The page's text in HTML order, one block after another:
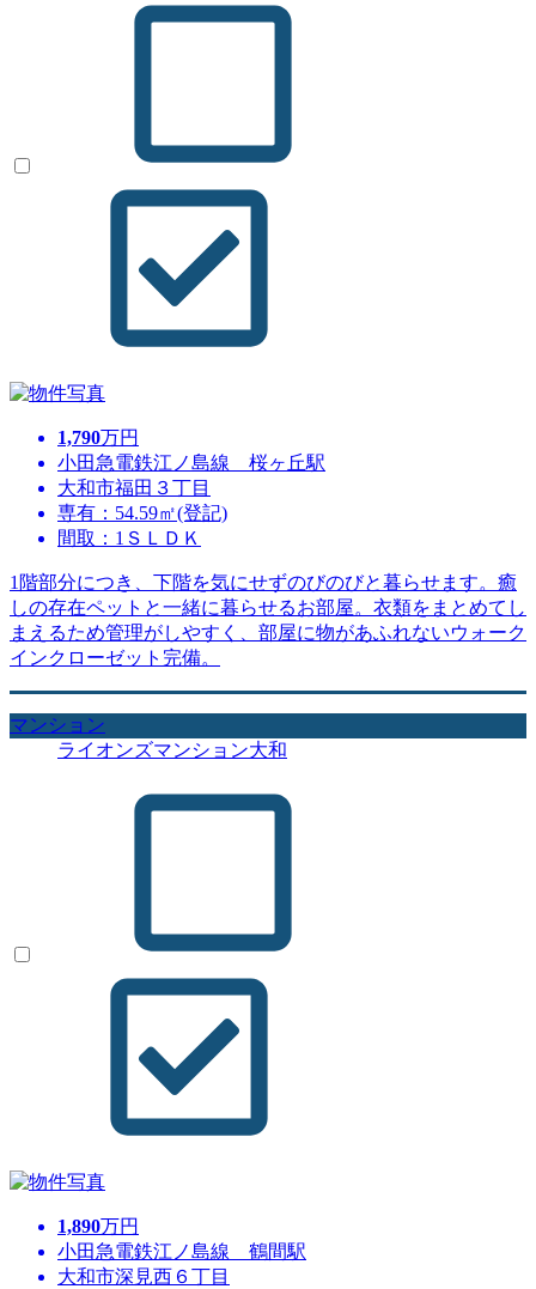
1,790万円
小田急電鉄江ノ島線 桜ヶ丘駅
大和市福田３丁目
専有：54.59㎡(登記)
間取：1ＳＬＤＫ
1階部分につき、下階を気にせずのびのびと暮らせます。癒
しの存在ペットと一緒に暮らせるお部屋。衣類をまとめてし
まえるため管理がしやすく、部屋に物があふれないウォーク
インクローゼット完備。
マンション
ライオンズマンション大和
1,890万円
小田急電鉄江ノ島線 鶴間駅
大和市深見西６丁目